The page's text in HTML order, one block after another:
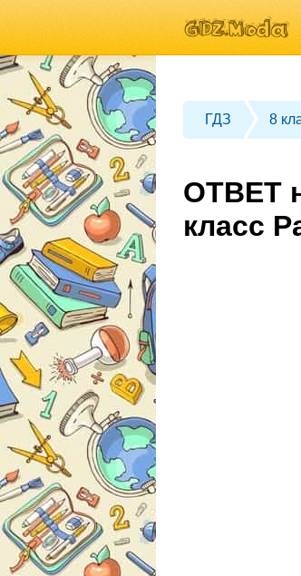
ГДЗ 8
ОТВЕТ
класс